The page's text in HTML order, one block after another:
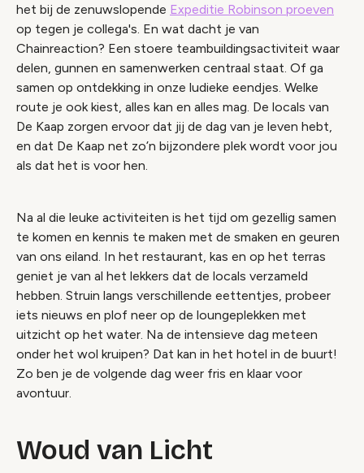
het bij de zenuwslopende Expeditie Robinson proeven
op tegen je collega's. En wat dacht je van
Chainreaction? Een stoere teambuildingsactiviteit waar
delen, gunnen en samenwerken centraal staat. Of ga
samen op ontdekking in onze ludieke eendjes. Welke
route je ook kiest, alles kan en alles mag. De locals van
De Kaap zorgen ervoor dat jij de dag van je leven hebt,
en dat De Kaap net zo’n bijzondere plek wordt voor jou
als dat het is voor hen.
Na al die leuke activiteiten is het tijd om gezellig samen
te komen en kennis te maken met de smaken en geuren
van ons eiland. In het restaurant, kas en op het terras
geniet je van al het lekkers dat de locals verzameld
hebben. Struin langs verschillende eettentjes, probeer
iets nieuws en plof neer op de loungeplekken met
uitzicht op het water. Na de intensieve dag meteen
onder het wol kruipen? Dat kan in het hotel in de buurt!
Zo ben je de volgende dag weer fris en klaar voor
avontuur.
Woud van Licht